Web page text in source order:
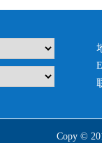
Copy ©